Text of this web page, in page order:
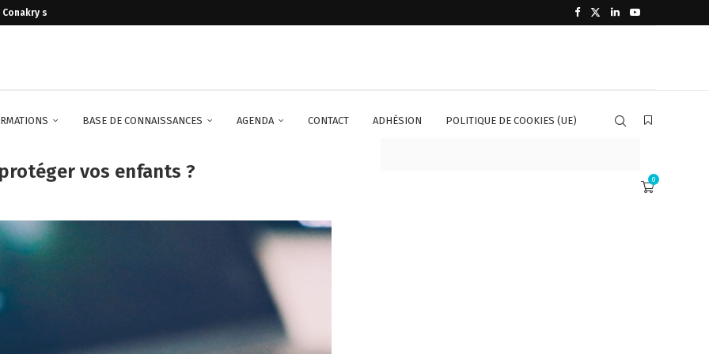
sur seine
BASE DE CONNAISSANCES AGENDA CONTACT ADHÉSION POLITIQUE DE COOKIES (UE)
0
vos enfants ?